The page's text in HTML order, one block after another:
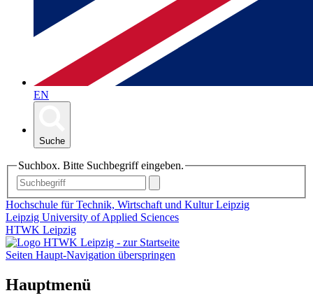
EN
Suche
Suchbox. Bitte Suchbegriff eingeben.
Hochschule für Technik, Wirtschaft und Kultur Leipzig
Leipzig University of Applied Sciences
HTWK Leipzig
Seiten Haupt-Navigation überspringen
Hauptmenü